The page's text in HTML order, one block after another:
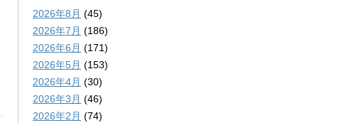
2026年8月 (45)
2026年7月 (186)
2026年6月 (171)
2026年5月 (153)
2026年4月 (30)
2026年3月 (46)
2026年2月 (74)